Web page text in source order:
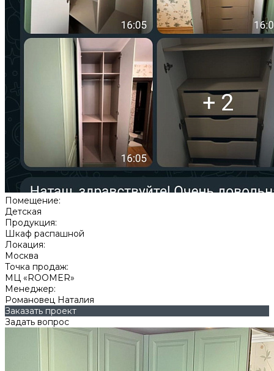
Помещение:
Детская
Продукция:
Шкаф распашной
Локация:
Москва
Точка продаж:
МЦ «ROOMER»
Менеджер:
Романовец Наталия
Заказать проект
Задать вопрос